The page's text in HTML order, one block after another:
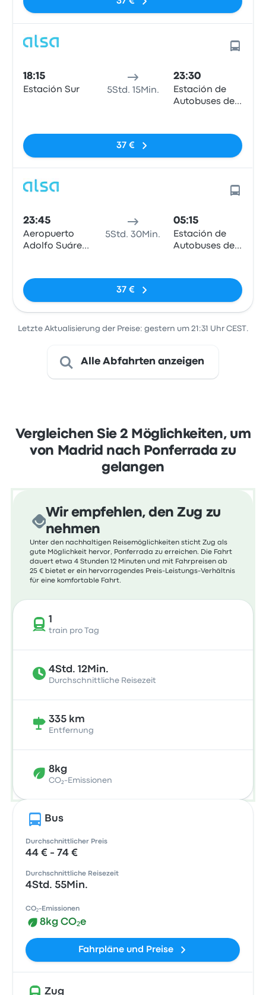
18:15
Estación Sur 5Std. 15Min.
23:30
Estación de
Autobuses de
37 €
23:45
Aeropuerto
Adolfo Suárez
T4
5Std. 30Min.
05:15
Estación de
Autobuses de
37 €
Letzte Aktualisierung der Preise: gestern um 21:31 Uhr CEST.
Alle Abfahrten anzeigen
Vergleichen Sie 2 Möglichkeiten, um
von Madrid nach Ponferrada zu
gelangen
Wir empfehlen, den Zug zu
nehmen
Unter den nachhaltigen Reisemöglichkeiten sticht Zug als
gute Möglichkeit hervor, Ponferrada zu erreichen. Die Fahrt
dauert etwa 4 Stunden 12 Minuten und mit Fahrpreisen ab
25 € bietet er ein hervorragendes Preis-Leistungs-Verhältnis
für eine komfortable Fahrt.
1
train pro Tag
4Std. 12Min.
Durchschnittliche Reisezeit
335 km
Entfernung
8kg
CO₂-Emissionen
Bus
Durchschnittlicher Preis
44 € - 74 €
Durchschnittliche Reisezeit
4Std. 55Min.
CO₂-Emissionen
8kg CO₂e
Fahrpläne und Preise
Zug